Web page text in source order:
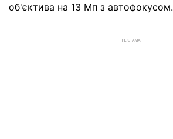
об'єктива на 13 Мп з автофокусом.
РЕКЛАМА